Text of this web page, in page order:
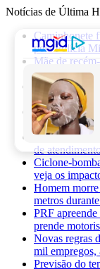
Notícias de Última
Caminhonete
pela Polícia
Mãe de
Sabará
Três pessoas
Planalto, em
Previsão do
umidade em
Homem
de
Ciclone-
veja os
Homem
metros
PRF
prende
Novas regras
mil empregos,
Previsão do